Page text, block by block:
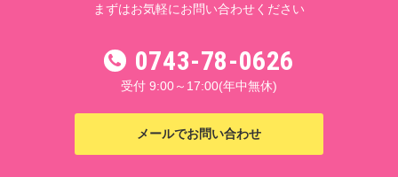
まずはお気軽にお問い合わせください
0743-78-0626
受付 9:00～17:00(年中無休)
メールでお問い合わせ